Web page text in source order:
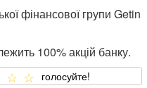
фінансової групи Getin
100% акцій банку.